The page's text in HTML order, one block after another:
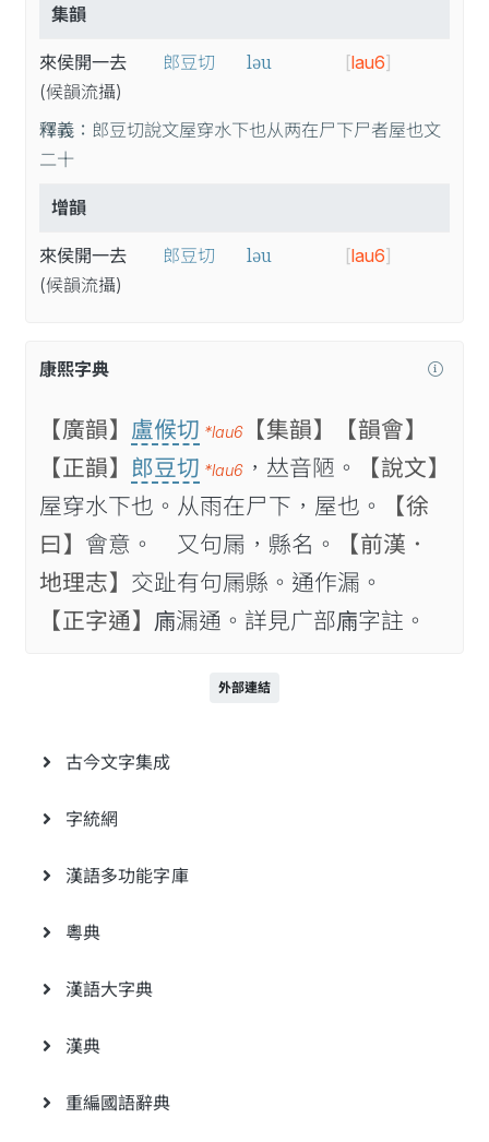
集韻
來侯開一去
(候韻流攝)
郎豆切 ləu [lau6]
釋義： 郎豆切說文屋穿水下也从两在尸下尸者屋也文
二十
增韻
來侯開一去
(候韻流攝)
郎豆切 ləu [lau6]
康熙字典
【廣韻】 盧𠋫切 *lau6 【集韻】
【韻會】
【正韻】 郎豆切 *lau6 ，𠀤音陋。
【說文】
屋穿水下也。从雨在尸下，屋也。
【徐
曰】 會意。 又句屚，縣名。
【前漢．
地理志】 交趾有句屚縣。通作漏。
【正字通】 𢉀漏通。詳見广部𢉀字註。
外部連結
古今文字集成
字統網
漢語多功能字庫
粵典
漢語大字典
漢典
重編國語辭典